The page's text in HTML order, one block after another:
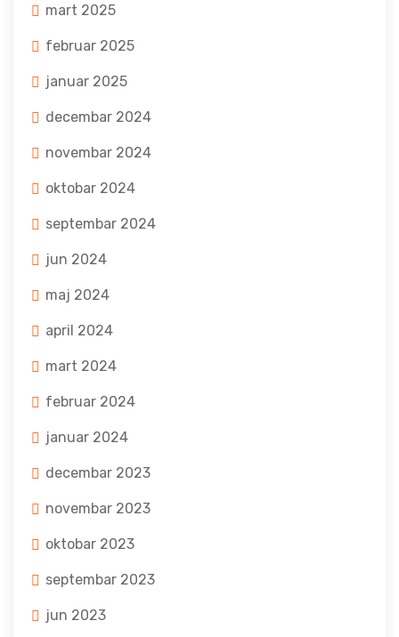
mart 2025
februar 2025
januar 2025
decembar 2024
novembar 2024
oktobar 2024
septembar 2024
jun 2024
maj 2024
april 2024
mart 2024
februar 2024
januar 2024
decembar 2023
novembar 2023
oktobar 2023
septembar 2023
jun 2023